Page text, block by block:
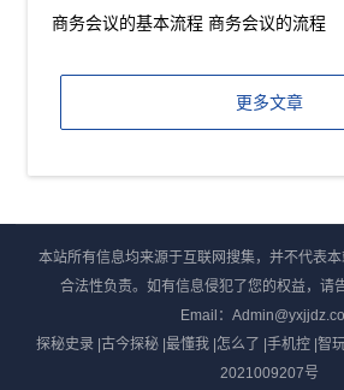
商务会议的基本流程 商务会议的流程
更多文章
本站所有信息均来源于互联网搜集，并不代表
合法性负责。如有信息侵犯了您的权益，请
Email：
探秘史录|古今探秘|最懂我|怎么了 |手机控|智
2021009207号